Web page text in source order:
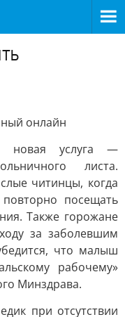
онлайн
новая услуга —
листа.
читинцы, когда
посещать
Также горожане
за заболевшим
что малыш
рабочему»
Минздрава.
при отсутствии